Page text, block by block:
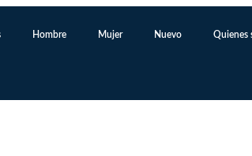
Hombre Mujer Nuevo Quienes